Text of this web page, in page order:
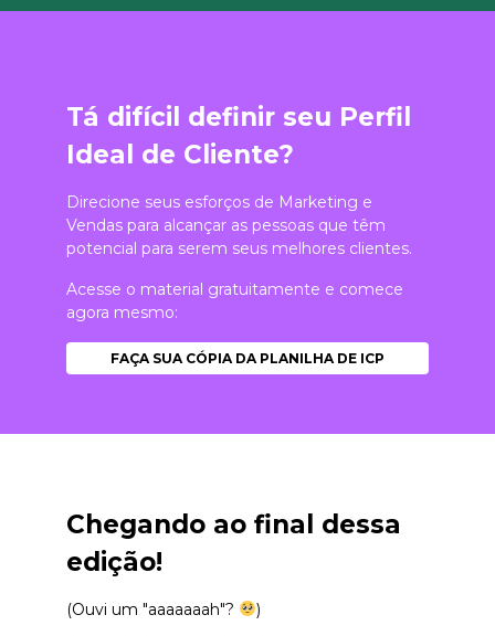
Tá difícil definir seu Perfil
Ideal de Cliente?
Direcione seus esforços de Marketing e
Vendas para alcançar as pessoas que têm
potencial para serem seus melhores clientes.
Acesse o material gratuitamente e comece
agora mesmo:
FAÇA SUA CÓPIA DA PLANILHA DE ICP
Chegando ao final dessa
edição!
(Ouvi um "aaaaaaah"? )